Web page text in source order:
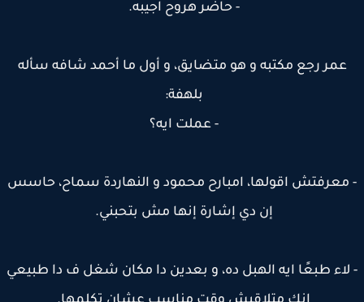
- حاضر هروح اجيبه.
عمر رجع مكتبه و هو متضايق، و أول ما أحمد شافه سأله
بلهفة:
- عملت ايه؟
اقولها، امبارح محمود و النهاردة سماح، حاسس
إن دي إشارة إنها مش بتحبني.
طبعًا ايه الهبل ده، و بعدين دا مكان شغل ف دا طبيعي